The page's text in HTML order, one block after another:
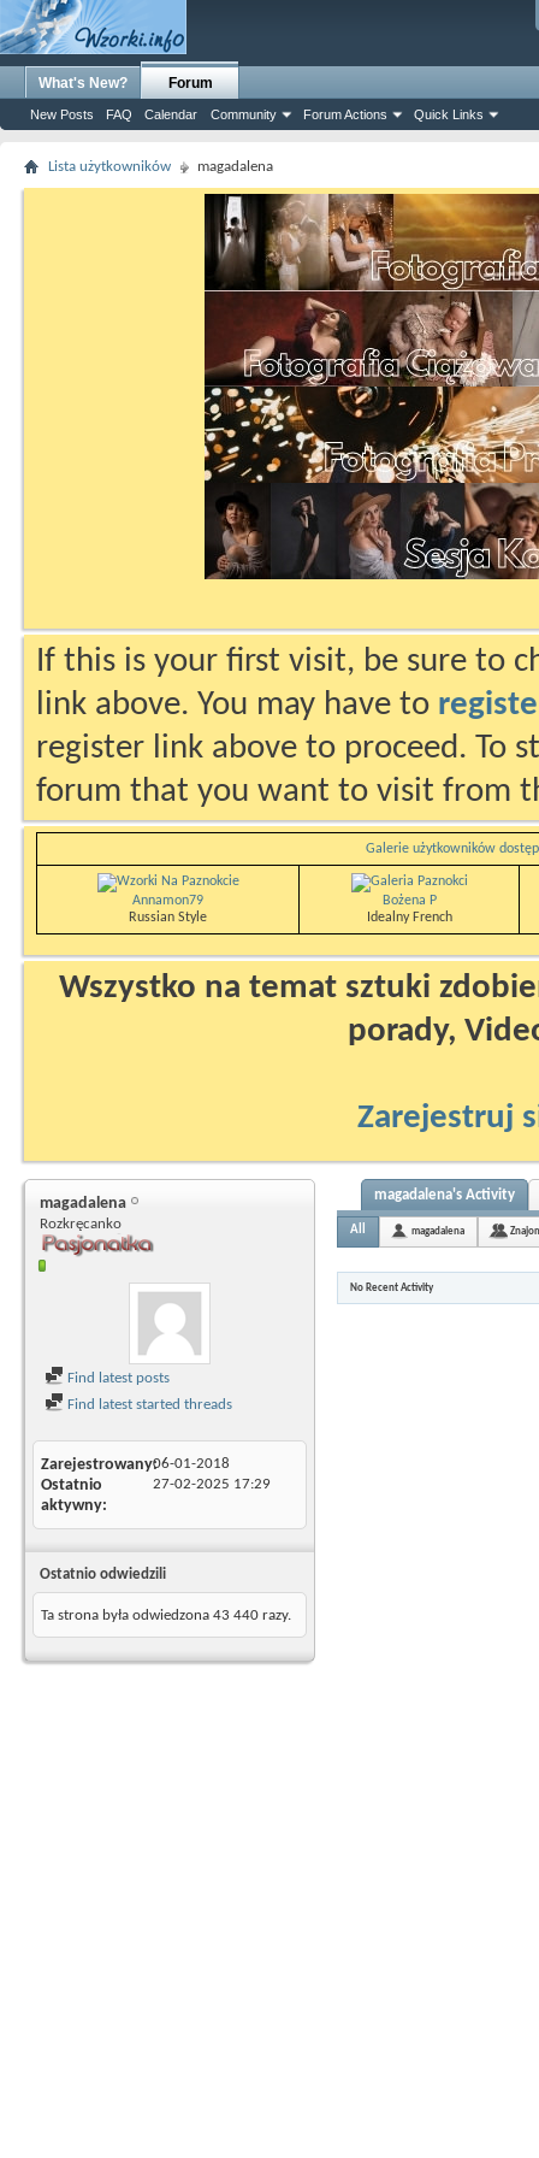
What's New? Forum
New Posts FAQ Calendar Community Forum Actions Quick Links
Lista użytkowników magadalena
If this is your first visit, be sure to
link above. You may have to
register link above to proceed. To
forum that you want to visit from
Galerie użytkowników
Annamon79
Russian Style
Bożena P
Idealny French
Wszystko na temat sztuki
porady,
Zarejestruj
magadalena
Rozkręcanko
Find latest posts
Find latest started threads
Zarejestrowany06-01-2018
Ostatnio
aktywny
27-02-2025 17:29
Ostatnio odwiedzili
Ta strona była odwiedzona 43 440 razy.
magadalena's Activity
All magadalena
No Recent Activity